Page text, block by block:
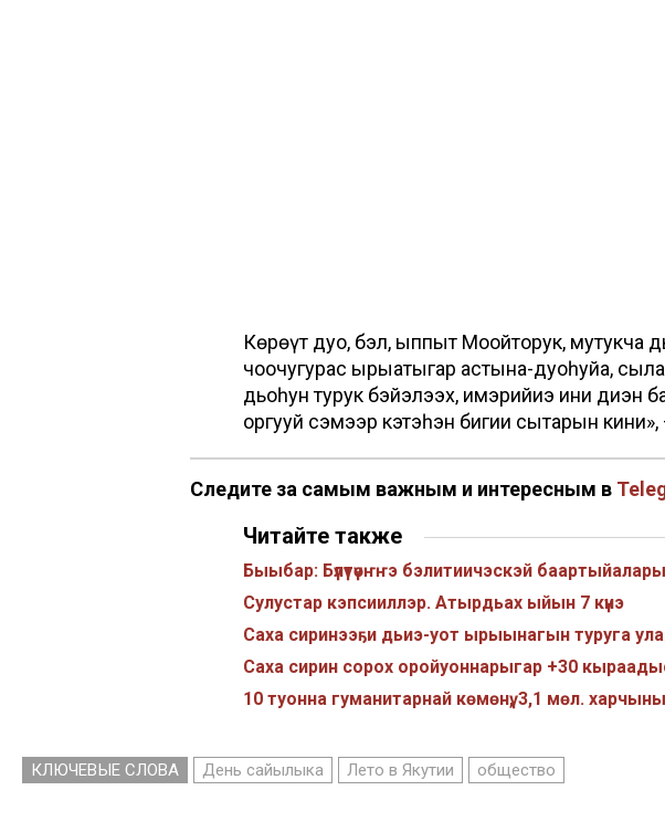
Көрөҕүт дуо, бэл, ыппыт Моойторук,
чоочугурас ырыатыгар астына-дуоһуйа,
дьоһун турук бэйэлээх, имэрийиэ ини диэн
оргууй сэмээр кэтэһэн бигии сытарын
Следите за самым важным и интересным в
Читайте также
Быыбар: Бүлүтүөҥҥэ бэлитиичэскэй
Сулустар кэпсииллэр. Атырдьах ыйын 7 күнэ
Саха сиринээҕи дьиэ-уот ырыынагын туруга
Саха сирин сорох оройуоннарыгар +30
10 туонна гуманитарнай көмөнү, 3,1 мөл.
КЛЮЧЕВЫЕ СЛОВА День сайылыка Лето в Якутии общество